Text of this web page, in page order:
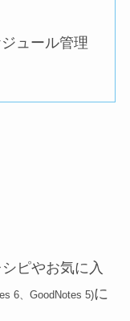
ュール管理
ピやお気に入
6、GoodNotes 5)に